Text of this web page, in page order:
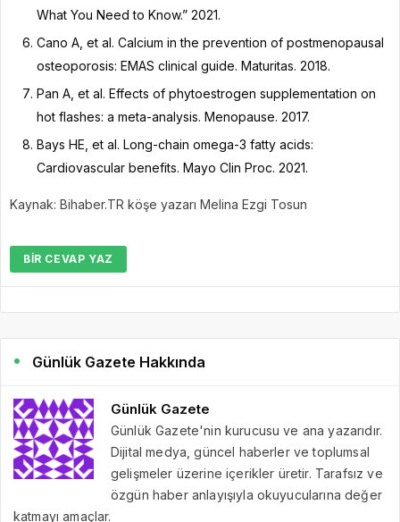
What You Need to Know.” 2021.
Cano A, et al. Calcium in the prevention of postmenopausal
osteoporosis: EMAS clinical guide. Maturitas. 2018.
Pan A, et al. Effects of phytoestrogen supplementation on
hot flashes: a meta-analysis. Menopause. 2017.
Bays HE, et al. Long-chain omega-3 fatty acids:
Cardiovascular benefits. Mayo Clin Proc. 2021.
Kaynak: Bihaber.TR köşe yazarı Melina Ezgi Tosun
BIR CEVAP YAZ
Günlük Gazete Hakkında
Günlük Gazete
Günlük Gazete'nin kurucusu ve ana yazarıdır.
Dijital medya, güncel haberler ve toplumsal
gelişmeler üzerine içerikler üretir. Tarafsız ve
özgün haber anlayışıyla okuyucularına değer
katmayı amaçlar.